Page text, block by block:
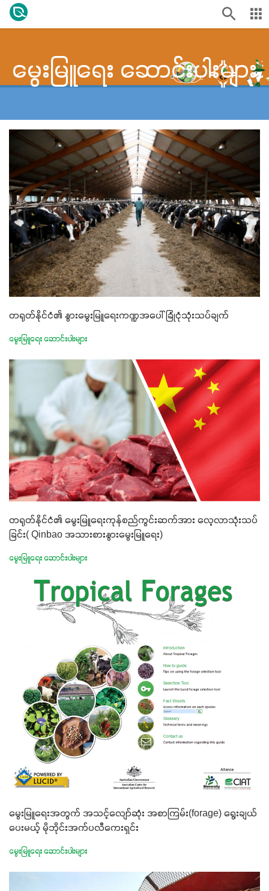
မွေးမြူရေး ဆောင်းပါးများ
တရုတ်နိုင်ငံ၏ နွားမွေးမြူရေးကဏ္ဍအပေါ် ခြုံငုံသုံးသပ်ချက်
မွေးမြူရေး ဆောင်းပါးများ
တရုတ်နိုင်ငံ၏ မွေးမြူရေးကုန်စည်ကွင်းဆက်အား လေ့လာသုံးသပ်
ခြင်း( Qinbao အသားစားနွားမွေးမြူရေး)
မွေးမြူရေး ဆောင်းပါးများ
မွေးမြူရေးအတွက် အသင့်လျော်ဆုံး အစာကြမ်း(forage) ရွေးချယ်
ပေးမယ့် မိုဘိုင်းအက်ပလီကေးရှင်း
မွေးမြူရေး ဆောင်းပါးများ